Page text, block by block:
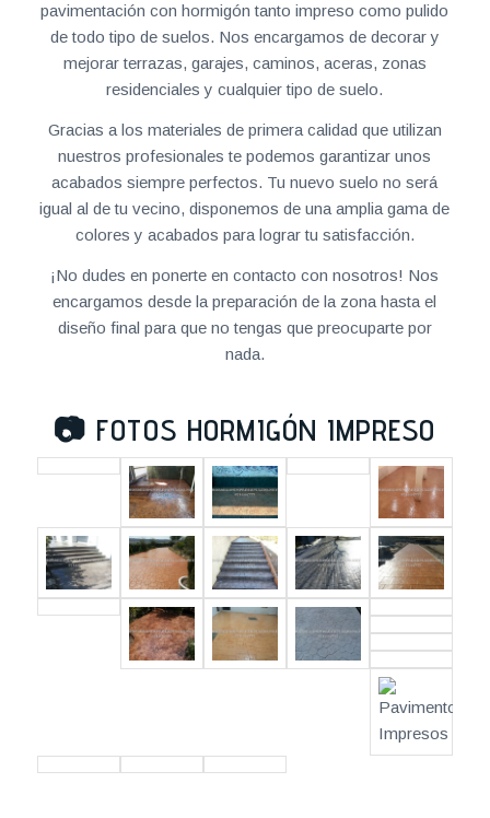
pavimentación con hormigón tanto impreso como pulido
de todo tipo de suelos. Nos encargamos de decorar y
mejorar terrazas, garajes, caminos, aceras, zonas
residenciales y cualquier tipo de suelo.
Gracias a los materiales de primera calidad que utilizan
nuestros profesionales te podemos garantizar unos
acabados siempre perfectos. Tu nuevo suelo no será
igual al de tu vecino, disponemos de una amplia gama de
colores y acabados para lograr tu satisfacción.
¡No dudes en ponerte en contacto con nosotros! Nos
encargamos desde la preparación de la zona hasta el
diseño final para que no tengas que preocuparte por
nada.
📷 FOTOS HORMIGÓN IMPRESO